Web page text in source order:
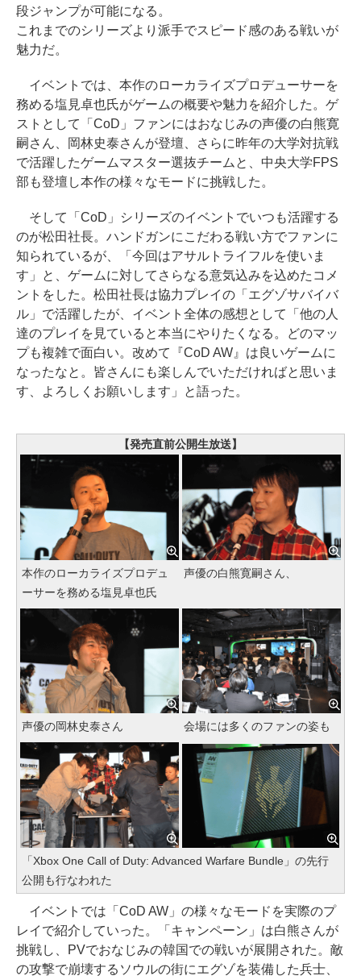
段ジャンプが可能になる。
これまでのシリーズより派手でスピード感のある戦いが
魅力だ。
イベントでは、本作のローカライズプロデューサーを
務める塩見卓也氏がゲームの概要や魅力を紹介した。ゲ
ストとして「CoD」ファンにはおなじみの声優の白熊寛
嗣さん、岡林史泰さんが登壇、さらに昨年の大学対抗戦
で活躍したゲームマスター選抜チームと、中央大学FPS
部も登壇し本作の様々なモードに挑戦した。
そして「CoD」シリーズのイベントでいつも活躍する
のが松田社長。ハンドガンにこだわる戦い方でファンに
知られているが、「今回はアサルトライフルを使いま
す」と、ゲームに対してさらなる意気込みを込めたコメ
ントをした。松田社長は協力プレイの「エグゾサバイバ
ル」で活躍したが、イベント全体の感想として「他の人
達のプレイを見ていると本当にやりたくなる。どのマッ
プも複雑で面白い。改めて『CoD AW』は良いゲームに
なったなと。皆さんにも楽しんでいただければと思いま
す、よろしくお願いします」と語った。
【発売直前公開生放送】
本作のローカライズプロデュ
ーサーを務める塩見卓也氏
声優の白熊寛嗣さん、
声優の岡林史泰さん 会場には多くのファンの姿も
「Xbox One Call of Duty: Advanced Warfare Bundle」の先行
公開も行なわれた
イベントでは「CoD AW」の様々なモードを実際のプ
レイで紹介していった。「キャンペーン」は白熊さんが
挑戦し、PVでおなじみの韓国での戦いが展開された。敵
の攻撃で崩壊するソウルの街にエグゾを装備した兵士、